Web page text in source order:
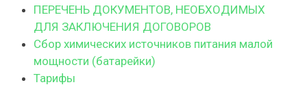
ПЕРЕЧЕНЬ ДОКУМЕНТОВ, НЕОБХОДИМЫХ
ДЛЯ ЗАКЛЮЧЕНИЯ ДОГОВОРОВ
Сбор химических источников питания малой
мощности (батарейки)
Тарифы